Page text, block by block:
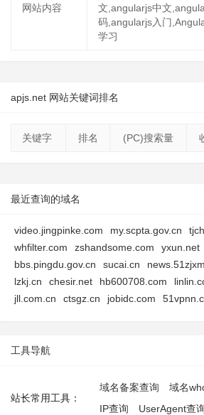
网站内容
文,angularjs中文
码,angularjs入门
学习
apjs.net 网站关键词排名
关键字 排名 (PC)搜索量
最近查询的域名
video.jingpinke.com my.scpta.gov.cn
whfilter.com
zshandsome.com yxun.net
bbs.pingdu.gov.cn
sucai.cn
lzkj.cn
chesir.net hb600708.com
jll.com.cn
ctsgz.cn jobidc.com
工具导航
站长常用工具：
域名备案查询 域名
IP查询
UserAgent查